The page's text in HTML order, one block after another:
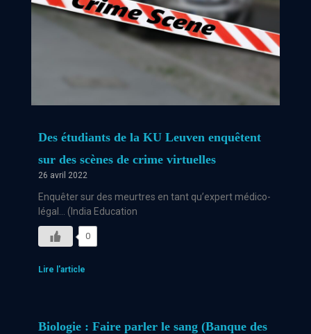
Des étudiants de la KU Leuven enquêtent
sur des scènes de crime virtuelles
26 avril 2022
Enquêter sur des meurtres en tant qu’expert médico-
légal… (India Education
0
Lire l'article
Biologie : Faire parler le sang (Banque des